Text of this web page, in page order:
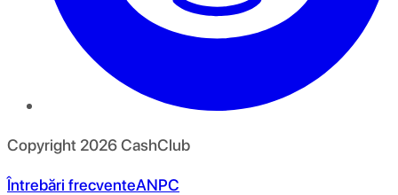
Copyright 2026CashClub
Întrebări frecventeANPC